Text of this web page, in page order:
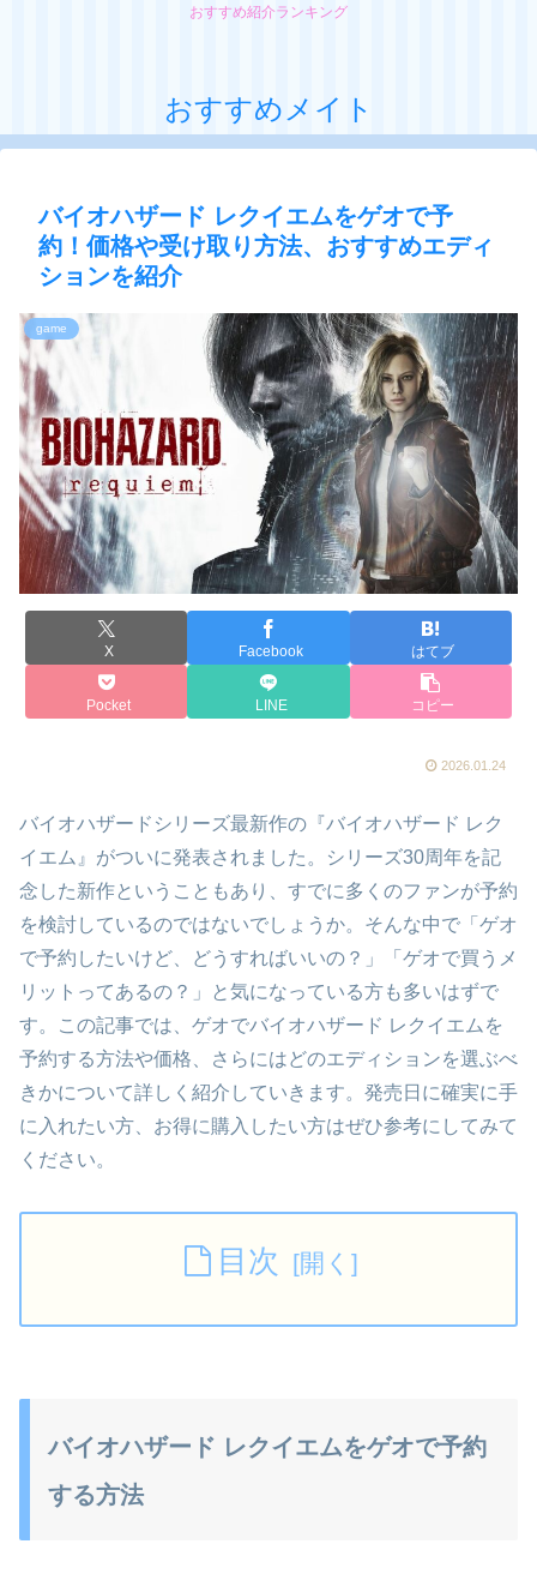
おすすめ紹介ランキング
おすすめメイト
バイオハザード レクイエムをゲオで予
約！価格や受け取り方法、おすすめエディ
ションを紹介
game
X Facebook はてブ
Pocket LINE コピー
2026.01.24
バイオハザードシリーズ最新作の『バイオハザード レク
イエム』がついに発表されました。シリーズ30周年を記
念した新作ということもあり、すでに多くのファンが予約
を検討しているのではないでしょうか。そんな中で「ゲオ
で予約したいけど、どうすればいいの？」「ゲオで買うメ
リットってあるの？」と気になっている方も多いはずで
す。この記事では、ゲオでバイオハザード レクイエムを
予約する方法や価格、さらにはどのエディションを選ぶべ
きかについて詳しく紹介していきます。発売日に確実に手
に入れたい方、お得に購入したい方はぜひ参考にしてみて
ください。
目次
バイオハザード レクイエムをゲオで予約
する方法